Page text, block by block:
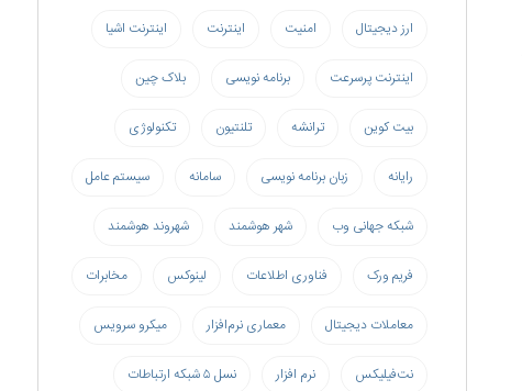
ارز دیجیتال امنیت اینترنت اینترنت اشیا
اینترنت پرسرعت برنامه نویسی بلاک چین
بیت کوین ترانشه تلنتیون تکنولوژی
رایانه زبان برنامه نویسی سامانه سیستم عامل
شبکه جهانی وب شهر هوشمند شهروند هوشمند
فریم ورک فناوری اطلاعات لینوکس مخابرات
معاملات دیجیتال معماری نرم‌افزار میکرو سرویس
نت‌فیلیکس نرم افزار نسل ۵ شبکه ارتباطات